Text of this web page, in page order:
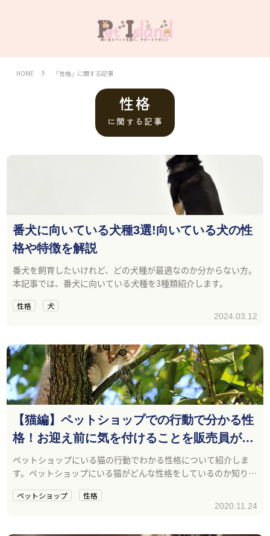
HOME 「性格」に関する記事
性格
に関する記事
番犬に向いている犬種3選!向いている犬の性
格や特徴を解説
番犬を飼育したいけれど、どの犬種が最適なのか分からない方。
本記事では、番犬に向いている犬種を3種類紹介します。
性格 犬
2024.03.12
【猫編】ペットショップでの行動で分かる性
格！お迎え前に気を付けることを販売員が解
説！
ペットショップにいる猫の行動でわかる性格について紹介しま
す。ペットショップにいる猫がどんな性格をしているのか知りた
参考になれば幸いです。
ペットショップ 性格
2020.11.24